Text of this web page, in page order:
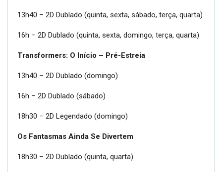
13h40 – 2D Dublado (quinta, sexta, sábado, terça, quarta)
16h – 2D Dublado (quinta, sexta, domingo, terça, quarta)
Transformers: O Início – Pré-Estreia
13h40 – 2D Dublado (domingo)
16h – 2D Dublado (sábado)
18h30 – 2D Legendado (domingo)
Os Fantasmas Ainda Se Divertem
18h30 – 2D Dublado (quinta, quarta)